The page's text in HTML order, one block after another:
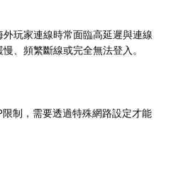
玩家連線時常面臨高延遲與連線
、頻繁斷線或完全無法登入。
制，需要透過特殊網路設定才能